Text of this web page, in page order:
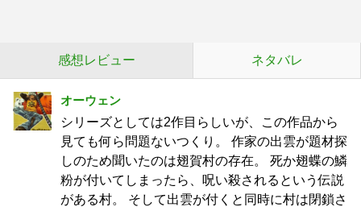
感想レビュー ネタバレ
オーウェン
シリーズとしては2作目らしいが、この作品から
見ても何ら問題ないつくり。 作家の出雲が題材探
しのため聞いたのは翅賀村の存在。 死か翅蝶の鱗
粉が付いてしまったら、呪い殺されるという伝説
がある村。 そして出雲が付くと同時に村は閉鎖さ